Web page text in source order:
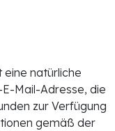
eine natürliche
Mail-Adresse, die
zur Verfügung
gemäß der